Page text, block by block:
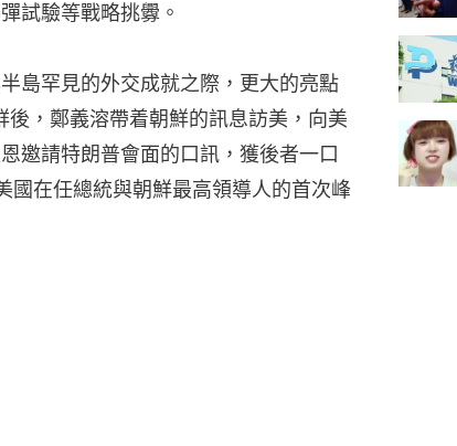
試驗等戰略挑釁。
島罕見的外交成就之際，更大的亮點
，鄭義溶帶着朝鮮的訊息訪美，向美
邀請特朗普會面的口訊，獲後者一口
國在任總統與朝鮮最高領導人的首次峰